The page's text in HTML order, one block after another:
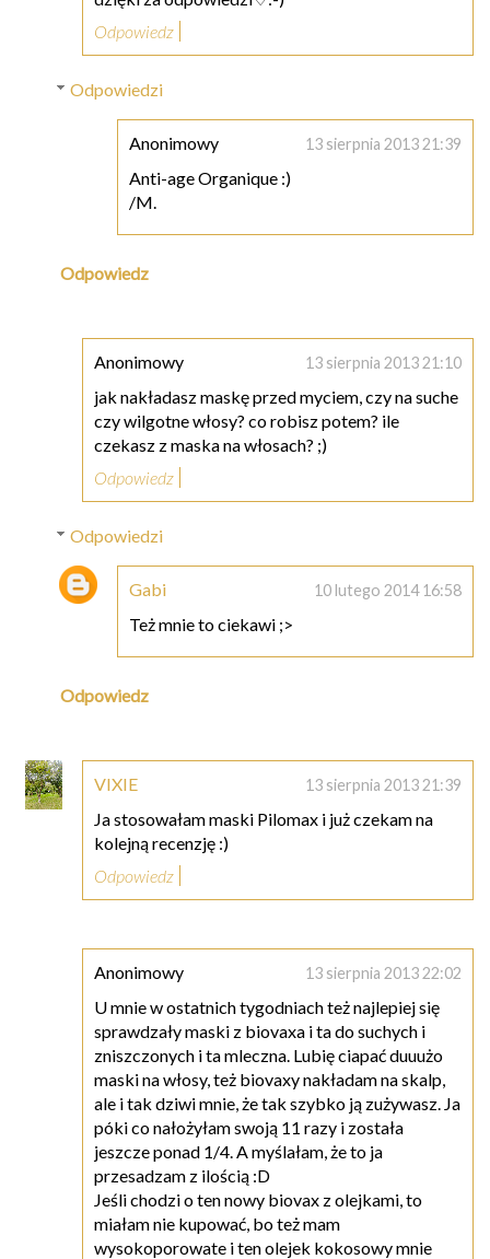
Odpowiedz
Odpowiedzi
Anonimowy 13 sierpnia 2013 21:39
Anti-age Organique :)
/M.
Odpowiedz
Anonimowy 13 sierpnia 2013 21:10
jak nakładasz maskę przed myciem, czy na suche
czy wilgotne włosy? co robisz potem? ile
czekasz z maska na włosach? ;)
Odpowiedz
Odpowiedzi
Gabi 10 lutego 2014 16:58
Też mnie to ciekawi ;>
Odpowiedz
VIXIE 13 sierpnia 2013 21:39
Ja stosowałam maski Pilomax i już czekam na
kolejną recenzję :)
Odpowiedz
Anonimowy 13 sierpnia 2013 22:02
U mnie w ostatnich tygodniach też najlepiej się
sprawdzały maski z biovaxa i ta do suchych i
zniszczonych i ta mleczna. Lubię ciapać duuużo
maski na włosy, też biovaxy nakładam na skalp,
ale i tak dziwi mnie, że tak szybko ją zużywasz. Ja
póki co nałożyłam swoją 11 razy i została
jeszcze ponad 1/4. A myślałam, że to ja
przesadzam z ilością :D
Jeśli chodzi o ten nowy biovax z olejkami, to
miałam nie kupować, bo też mam
wysokoporowate i ten olejek kokosowy mnie